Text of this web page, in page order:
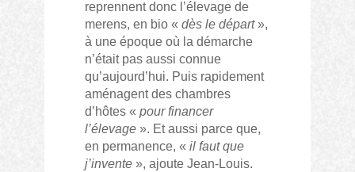
reprennent donc l’élevage de
merens, en bio «dès le départ»,
à une époque où la démarche
n’était pas aussi connue
qu’aujourd’hui. Puis rapidement
aménagent des chambres
d’hôtes «pour financer
l’élevage ». Et aussi parce que,
en permanence, «il faut que
j’invente », ajoute Jean-Louis.